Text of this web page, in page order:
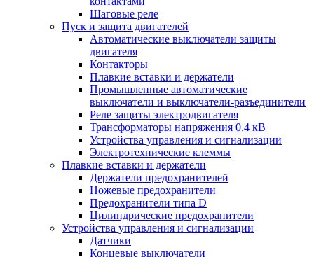
Шаговые реле
Пуск и защита двигателей
Автоматические выключатели защиты
двигателя
Контакторы
Плавкие вставки и держатели
Промышленные автоматические
выключатели и выключатели-разъединители
Реле защиты электродвигателя
Трансформаторы напряжения 0,4 кВ
Устройства управления и сигнализации
Электротехнические клеммы
Плавкие вставки и держатели
Держатели предохранителей
Ножевые предохранители
Предохранители типа D
Цилиндрические предохранители
Устройства управления и сигнализации
Датчики
Концевые выключатели